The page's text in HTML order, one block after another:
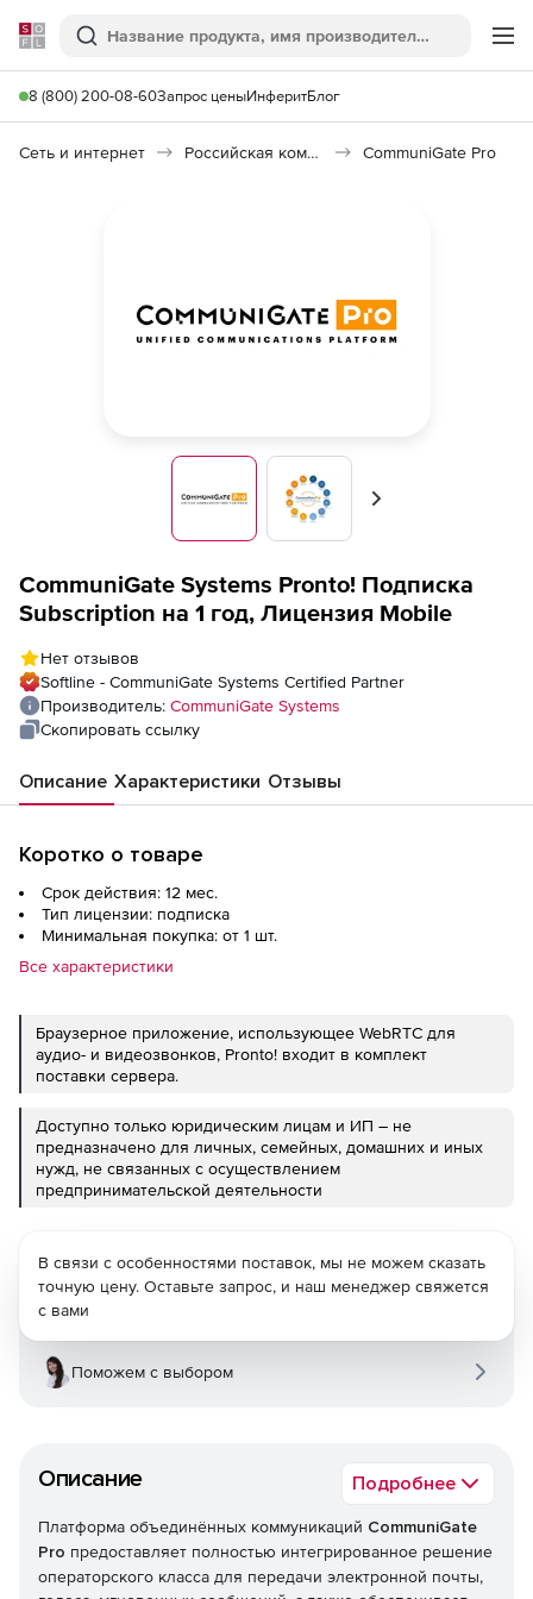
Softline
Поиск
8 (800) 200-08-60Запрос ценыИнферитБлог
Сеть и интернет Российская коммуникационная платформа (Импортозамещение) CommuniGate Pro
Вперед
CommuniGate Systems Pronto! Подписка
Subscription на 1 год, Лицензия Mobile
Нет отзывов
Softline - CommuniGate Systems Certified Partner
Производитель: CommuniGate Systems
Скопировать ссылку
Описание Характеристики Отзывы
Коротко о товаре
Срок действия: 12 мес.
Тип лицензии: подписка
Минимальная покупка: от 1 шт.
Все характеристики
Браузерное приложение, использующее WebRTC для
аудио- и видеозвонков, Pronto! входит в комплект
поставки сервера.
Доступно только юридическим лицам и ИП – не
предназначено для личных, семейных, домашних и иных
нужд, не связанных с осуществлением
предпринимательской деятельности
Описание Подробнее
Платформа объединённых коммуникаций CommuniGate
Pro предоставляет полностью интегрированное решение
операторского класса для передачи электронной почты,
В связи с особенностями поставок, мы не можем сказать
точную цену. Оставьте запрос, и наш менеджер свяжется
с вами
Поможем с выбором